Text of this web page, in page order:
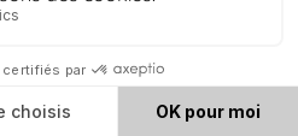
(H/F)